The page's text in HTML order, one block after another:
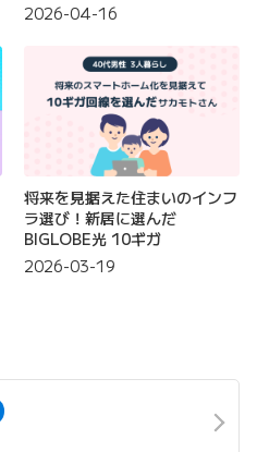
2026-04-16
将来を見据えた住まいのインフ
ラ選び！新居に選んだ
BIGLOBE光 10ギガ
2026-03-19